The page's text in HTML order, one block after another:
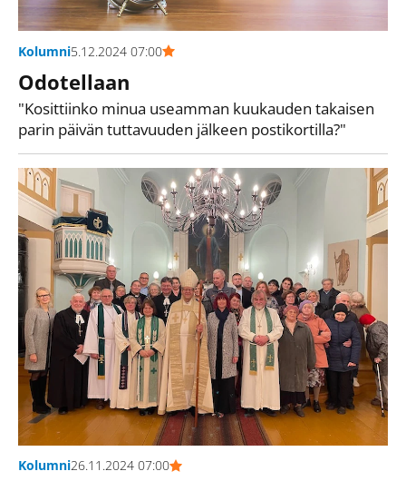
Kolumni5.12.2024 07:00
Odotellaan
"Kosittiinko minua useamman kuukauden takaisen
parin päivän tuttavuuden jälkeen postikortilla?"
Kolumni26.11.2024 07:00